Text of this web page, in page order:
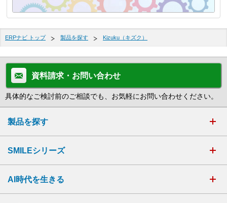
ERPナビ トップ 製品を探す Kizuku（キズク）
資料請求・お問い合わせ
具体的なご検討前のご相談でも、お気軽にお問い合わせください。
製品を探す
SMILEシリーズ
AI時代を生きる